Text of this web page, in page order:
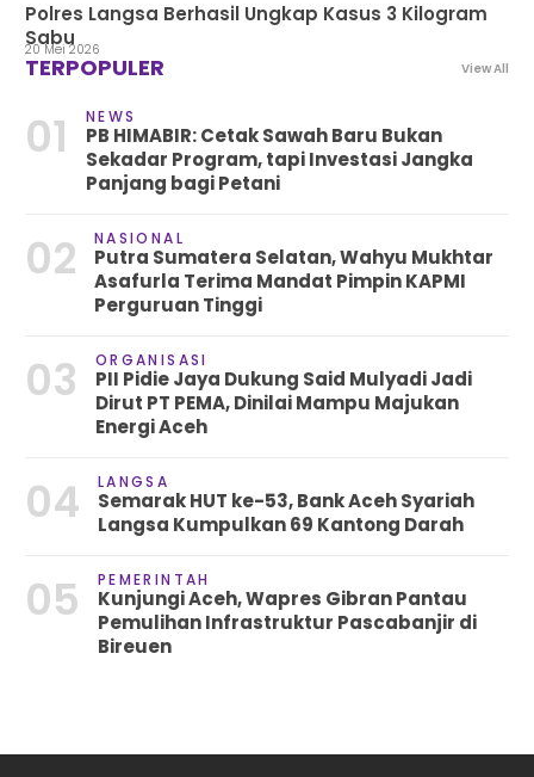
Polres Langsa Berhasil Ungkap Kasus 3 Kilogram
Sabu20 Mei 2026
TERPOPULER View All
01 NEWS
PB HIMABIR: Cetak Sawah Baru Bukan
Sekadar Program, tapi Investasi Jangka
Panjang bagi Petani
02 NASIONAL
Putra Sumatera Selatan, Wahyu Mukhtar
Asafurla Terima Mandat Pimpin KAPMI
Perguruan Tinggi
03 ORGANISASI
PII Pidie Jaya Dukung Said Mulyadi Jadi
Dirut PT PEMA, Dinilai Mampu Majukan
Energi Aceh
04 LANGSA
Semarak HUT ke-53, Bank Aceh Syariah
Langsa Kumpulkan 69 Kantong Darah
05 PEMERINTAH
Kunjungi Aceh, Wapres Gibran Pantau
Pemulihan Infrastruktur Pascabanjir di
Bireuen